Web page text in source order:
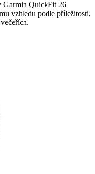
Garmin QuickFit 26
vzhledu podle příležitosti,